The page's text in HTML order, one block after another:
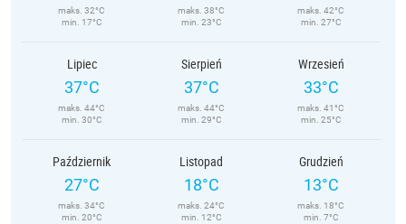
maks. 32°C
min. 17°C
maks. 38°C
min. 23°C
maks. 42°C
min. 27°C
Lipiec
37°C
maks. 44°C
min. 30°C
Sierpień
37°C
maks. 44°C
min. 29°C
Wrzesień
33°C
maks. 41°C
min. 25°C
Październik
27°C
maks. 34°C
min. 20°C
Listopad
18°C
maks. 24°C
min. 12°C
Grudzień
13°C
maks. 18°C
min. 7°C